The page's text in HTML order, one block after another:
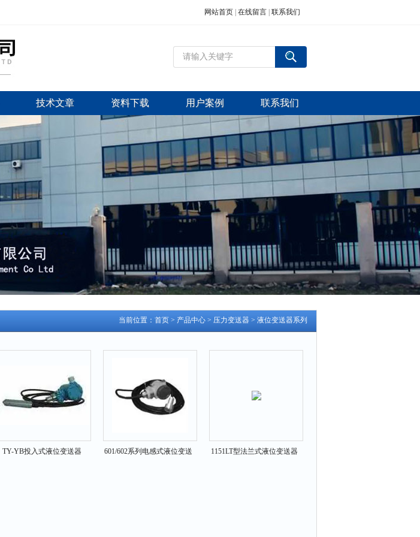
网站首页 在线留言 联系我们
技术文章 资料下载 用户案例 联系我们
当前位置： 首页 > 产品中心 > 压力变送器 > 液位变送器系列
TY-YB投入式液位变送器
601/602系列电感式液位变送
1151LT型法兰式液位变送器